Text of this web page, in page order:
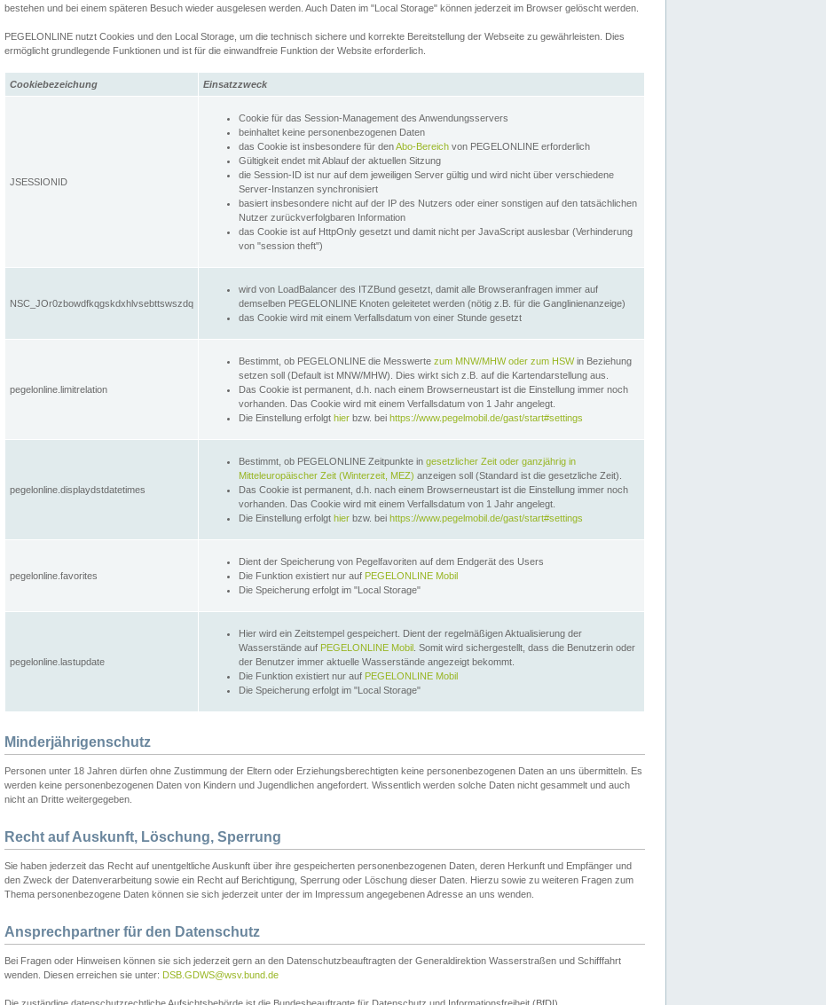
bestehen und bei einem späteren Besuch wieder ausgelesen werden. Auch Daten im "Local Storage" können jederzeit im Browser gelöscht werden.
PEGELONLINE nutzt Cookies und den Local Storage, um die technisch sichere und korrekte Bereitstellung der Webseite zu gewährleisten. Dies
ermöglicht grundlegende Funktionen und ist für die einwandfreie Funktion der Website erforderlich.
Cookiebezeichung Einsatzzweck
JSESSIONID
Cookie für das Session-Management des Anwendungsservers
beinhaltet keine personenbezogenen Daten
das Cookie ist insbesondere für denAbo-Bereich von PEGELONLINE erforderlich
Gültigkeit endet mit Ablauf der aktuellen Sitzung
die Session-ID ist nur auf dem jeweiligen Server gültig und wird nicht über verschiedene
Server-Instanzen synchronisiert
basiert insbesondere nicht auf der IP des Nutzers oder einer sonstigen auf den tatsächlichen
Nutzer zurückverfolgbaren Information
das Cookie ist auf HttpOnly gesetzt und damit nicht per JavaScript auslesbar (Verhinderung
von "session theft")
NSC_JOr0zbowdfkqgskdxhlvsebttswszdq
wird von LoadBalancer des ITZBund gesetzt, damit alle Browseranfragen immer auf
demselben PEGELONLINE Knoten geleitetet werden (nötig z.B. für die Ganglinienanzeige)
das Cookie wird mit einem Verfallsdatum von einer Stunde gesetzt
pegelonline.limitrelation
Bestimmt, ob PEGELONLINE die Messwerte zum MNW/MHW oder zum HSWin Beziehung
setzen soll (Default ist MNW/MHW). Dies wirkt sich z.B. auf die Kartendarstellung aus.
Das Cookie ist permanent, d.h. nach einem Browserneustart ist die Einstellung immer noch
vorhanden. Das Cookie wird mit einem Verfallsdatum von 1 Jahr angelegt.
Die Einstellung erfolgt hier bzw. bei https://www.pegelmobil.de/gast/start#settings
pegelonline.displaydstdatetimes
Bestimmt, ob PEGELONLINE Zeitpunkte in gesetzlicher Zeit oder ganzjährig in
Mitteleuropäischer Zeit (Winterzeit, MEZ) anzeigen soll (Standard ist die gesetzliche Zeit).
Das Cookie ist permanent, d.h. nach einem Browserneustart ist die Einstellung immer noch
vorhanden. Das Cookie wird mit einem Verfallsdatum von 1 Jahr angelegt.
Die Einstellung erfolgt hier bzw. bei https://www.pegelmobil.de/gast/start#settings
pegelonline.favorites
Dient der Speicherung von Pegelfavoriten auf dem Endgerät des Users
Die Funktion existiert nur auf PEGELONLINE Mobil
Die Speicherung erfolgt im "Local Storage"
pegelonline.lastupdate
Hier wird ein Zeitstempel gespeichert. Dient der regelmäßigen Aktualisierung der
Wasserstände auf PEGELONLINE Mobil . Somit wird sichergestellt, dass die Benutzerin oder
der Benutzer immer aktuelle Wasserstände angezeigt bekommt.
Die Funktion existiert nur auf PEGELONLINE Mobil
Die Speicherung erfolgt im "Local Storage"
Minderjährigenschutz
Personen unter 18 Jahren dürfen ohne Zustimmung der Eltern oder Erziehungsberechtigten keine personenbezogenen Daten an uns übermitteln. Es
werden keine personenbezogenen Daten von Kindern und Jugendlichen angefordert. Wissentlich werden solche Daten nicht gesammelt und auch
nicht an Dritte weitergegeben.
Recht auf Auskunft, Löschung, Sperrung
Sie haben jederzeit das Recht auf unentgeltliche Auskunft über ihre gespeicherten personenbezogenen Daten, deren Herkunft und Empfänger und
den Zweck der Datenverarbeitung sowie ein Recht auf Berichtigung, Sperrung oder Löschung dieser Daten. Hierzu sowie zu weiteren Fragen zum
Thema personenbezogene Daten können sie sich jederzeit unter der im Impressum angegebenen Adresse an uns wenden.
Ansprechpartner für den Datenschutz
Bei Fragen oder Hinweisen können sie sich jederzeit gern an den Datenschutzbeauftragten der Generaldirektion Wasserstraßen und Schifffahrt
wenden. Diesen erreichen sie unter: DSB.GDWS@wsv.bund.de